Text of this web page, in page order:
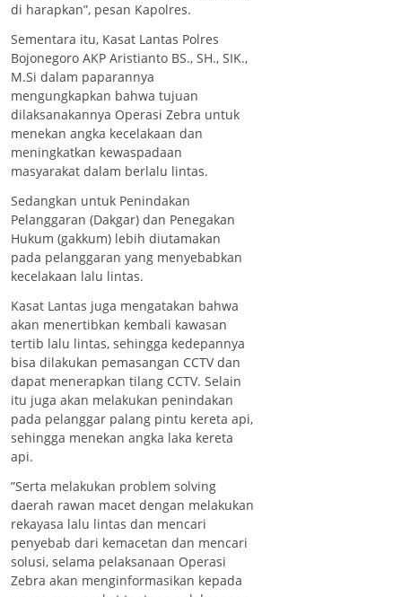
di harapkan”, pesan Kapolres.
Sementara itu, Kasat Lantas Polres
Bojonegoro AKP Aristianto BS., SH., SIK.,
M.Si dalam paparannya
mengungkapkan bahwa tujuan
dilaksanakannya Operasi Zebra untuk
menekan angka kecelakaan dan
meningkatkan kewaspadaan
masyarakat dalam berlalu lintas.
Sedangkan untuk Penindakan
Pelanggaran (Dakgar) dan Penegakan
Hukum (gakkum) lebih diutamakan
pada pelanggaran yang menyebabkan
kecelakaan lalu lintas.
Kasat Lantas juga mengatakan bahwa
akan menertibkan kembali kawasan
tertib lalu lintas, sehingga kedepannya
bisa dilakukan pemasangan CCTV dan
dapat menerapkan tilang CCTV. Selain
itu juga akan melakukan penindakan
pada pelanggar palang pintu kereta api,
sehingga menekan angka laka kereta
api.
”Serta melakukan problem solving
daerah rawan macet dengan melakukan
rekayasa lalu lintas dan mencari
penyebab dari kemacetan dan mencari
solusi, selama pelaksanaan Operasi
Zebra akan menginformasikan kepada